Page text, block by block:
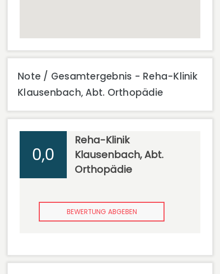
Note / Gesamtergebnis - Reha-Klinik
Klausenbach, Abt. Orthopädie
0,0
Reha-Klinik
Klausenbach, Abt.
Orthopädie
BEWERTUNG ABGEBEN